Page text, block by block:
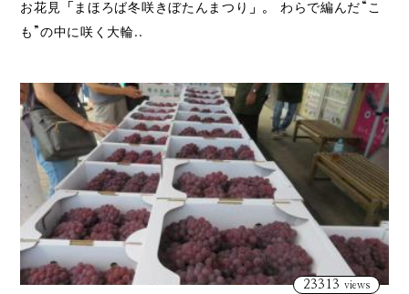
お花見「まほろば冬咲きぼたんまつり」。 わらで編んだ“こ
も”の中に咲く大輪..
23313 views